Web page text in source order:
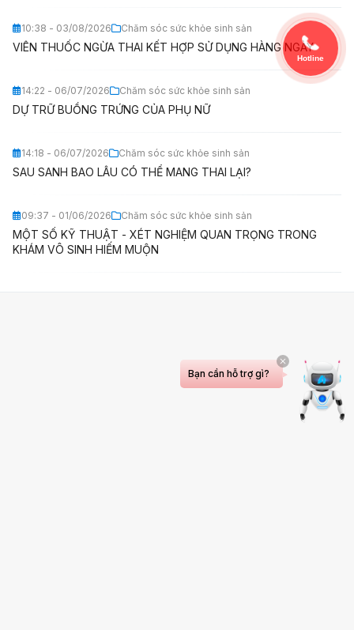
10:38 - 03/08/2026 Chăm sóc sức khỏe sinh sản
VIÊN THUỐC NGỪA THAI KẾT HỢP SỬ DỤNG HÀNG NGÀY
14:22 - 06/07/2026 Chăm sóc sức khỏe sinh sản
DỰ TRỮ BUỒNG TRỨNG CỦA PHỤ NỮ
14:18 - 06/07/2026 Chăm sóc sức khỏe sinh sản
SAU SANH BAO LÂU CÓ THỂ MANG THAI LẠI?
09:37 - 01/06/2026 Chăm sóc sức khỏe sinh sản
MỘT SỐ KỸ THUẬT - XÉT NGHIỆM QUAN TRỌNG TRONG
KHÁM VÔ SINH HIẾM MUỘN
Hotline
Bạn cần hỗ trợ gì?